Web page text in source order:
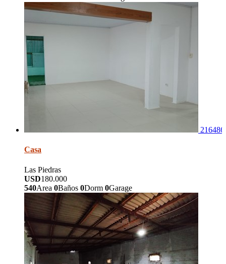
216486
Casa
Las Piedras
USD180.000
540Area 0Baños 0Dorm 0Garage